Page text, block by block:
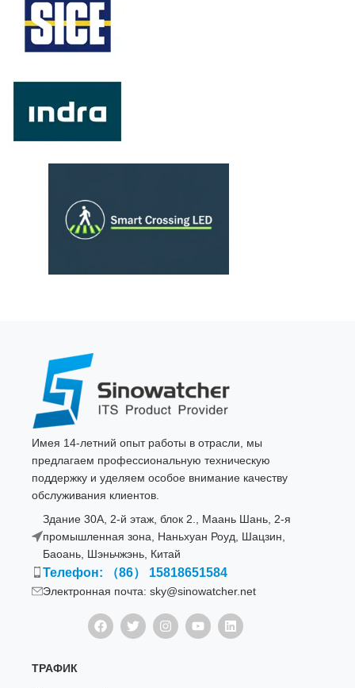
Имея 14-летний опыт работы в отрасли, мы
предлагаем профессиональную техническую
поддержку и уделяем особое внимание качеству
обслуживания клиентов.
Здание 30A, 2-й этаж, блок 2., Маань Шань, 2-я
промышленная зона, Наньхуан Роуд, Шацзин,
Баоань, Шэньчжэнь, Китай
Телефон: （86） 15818651584
Электронная почта: sky@sinowatcher.net
ТРАФИК